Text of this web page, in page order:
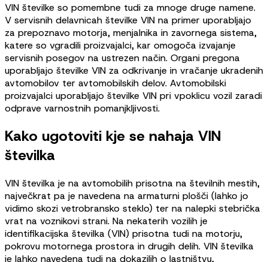
VIN številke so pomembne tudi za mnoge druge namene.
V servisnih delavnicah številke VIN na primer uporabljajo
za prepoznavo motorja, menjalnika in zavornega sistema,
katere so vgradili proizvajalci, kar omogoča izvajanje
servisnih posegov na ustrezen način. Organi pregona
uporabljajo številke VIN za odkrivanje in vračanje ukradenih
avtomobilov ter avtomobilskih delov. Avtomobilski
proizvajalci uporabljajo številke VIN pri vpoklicu vozil zaradi
odprave varnostnih pomanjkljivosti.
Kako ugotoviti kje se nahaja VIN
številka
VIN številka je na avtomobilih prisotna na številnih mestih,
največkrat pa je navedena na armaturni plošči (lahko jo
vidimo skozi vetrobransko steklo) ter na nalepki stebrička
vrat na voznikovi strani. Na nekaterih vozilih je
identifikacijska številka (VIN) prisotna tudi na motorju,
pokrovu motornega prostora in drugih delih. VIN številka
je lahko navedena tudi na dokazilih o lastništvu,